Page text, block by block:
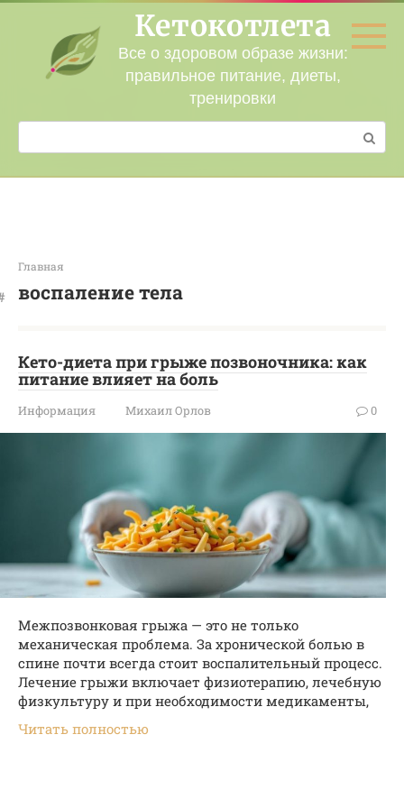
Перейти
контенту
Кетокотлета
Все о здоровом образе жизни:
правильное питание, диеты,
тренировки
Поиск:
Главная
воспаление тела
Кето-диета при грыже позвоночника: как
питание влияет на боль
Информация Михаил Орлов 0
Межпозвонковая грыжа — это не только
механическая проблема. За хронической болью в
спине почти всегда стоит воспалительный процесс.
Лечение грыжи включает физиотерапию, лечебную
физкультуру и при необходимости медикаменты,
Читать полностью